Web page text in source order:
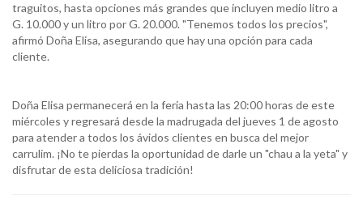
traguitos, hasta opciones más grandes que incluyen medio litro a
G. 10.000 y un litro por G. 20.000. "Tenemos todos los precios",
afirmó Doña Elisa, asegurando que hay una opción para cada
cliente.
Doña Elisa permanecerá en la feria hasta las 20:00 horas de este
miércoles y regresará desde la madrugada del jueves 1 de agosto
para atender a todos los ávidos clientes en busca del mejor
carrulim. ¡No te pierdas la oportunidad de darle un "chau a la yeta" y
disfrutar de esta deliciosa tradición!